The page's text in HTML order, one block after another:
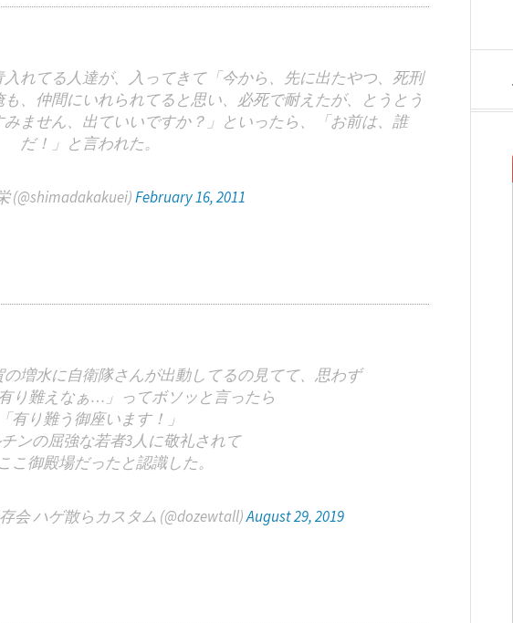
れてる人達が、入ってきて「今から、先に出たやつ、死刑
、仲間にいれられてると思い、必死で耐えたが、とうとう
ません、出ていいですか？」といったら、「お前は、誰
だ！」と言われた。
(@shimadakakuei)February 16, 2011
増水に自衛隊さんが出動してるの見てて、思わず
有り難えなぁ…」ってボソッと言ったら
「有り難う御座います！」
ンの屈強な若者3人に敬礼されて
こ御殿場だったと認識した。
会 ハゲ散らカスタム (@dozewtall)August 29, 2019